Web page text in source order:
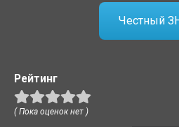
Честный
Рейтинг
( Пока оценок нет )